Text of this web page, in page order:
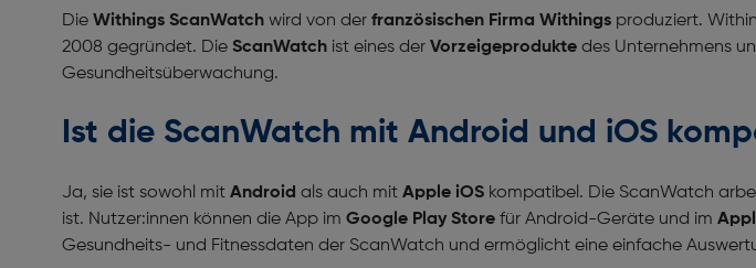
Die Withings ScanWatch wird von der französischen Firma Withings produziert.
2008 gegründet. Die ScanWatch ist eines der Vorzeigeprodukte des Unternehmens
Gesundheitsüberwachung.
Ist die ScanWatch mit Android und iOS
Ja, sie ist sowohl mit Android als auch mit Apple iOS kompatibel. Die ScanWatch
ist. Nutzer:innen können die App im Google Play Store für Android-Geräte und im
Gesundheits- und Fitnessdaten der ScanWatch und ermöglicht eine einfache